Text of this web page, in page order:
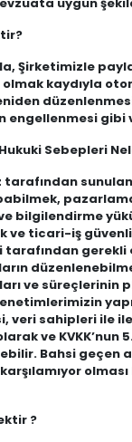
Şirketimizle
kaydıyla
engellenmesi
Sebepleri
bilgilendirme
ve ticari-iş
gerekli
ve süreçlerinin
veri sahipleri ile
ve
Bahsi
?